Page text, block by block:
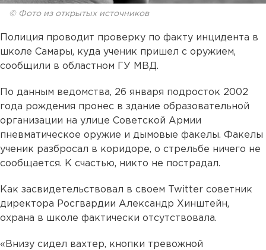
© Фото из открытых источников
Полиция проводит проверку по факту инцидента в
школе Самары, куда ученик пришел с оружием,
сообщили в областном ГУ МВД.
По данным ведомства, 26 января подросток 2002
года рождения пронес в здание образовательной
организации на улице Советской Армии
пневматическое оружие и дымовые факелы. Факелы
ученик разбросал в коридоре, о стрельбе ничего не
сообщается. К счастью, никто не пострадал.
Как засвидетельствовал в своем Twitter советник
директора Росгвардии Александр Хинштейн,
охрана в школе фактически отсутствовала.
«Внизу сидел вахтер, кнопки тревожной